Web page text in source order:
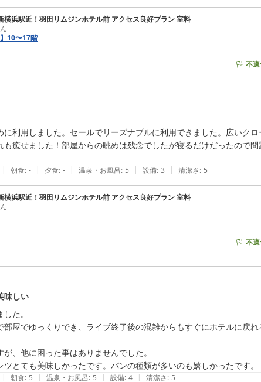
横浜駅近！羽田リムジンホテル前 アクセス良好プラン 室料
10〜17階
不
利用しました。セールでリーズナブルに利用できました。広いク
癒せました！部屋からの眺めは残念でしたが寝るだけだったので
| 朝食: - | 夕食: - | 温泉・お風呂: 5 | 設備: 3 | 清潔さ: 5
横浜駅近！羽田リムジンホテル前 アクセス良好プラン 室料
不
味しい
た。
屋でゆっくりでき、ライブ終了後の混雑からもすぐにホテルに戻
、他に困った事はありませんでした。
とても美味しかったです。パンの種類が多いのも嬉しかったです。
| 朝食: 5 | 温泉・お風呂: 5 | 設備: 4 | 清潔さ: 5